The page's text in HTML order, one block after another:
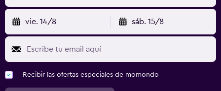
vie. 14/8 sáb. 15/8
Recibir las ofertas especiales de momondo